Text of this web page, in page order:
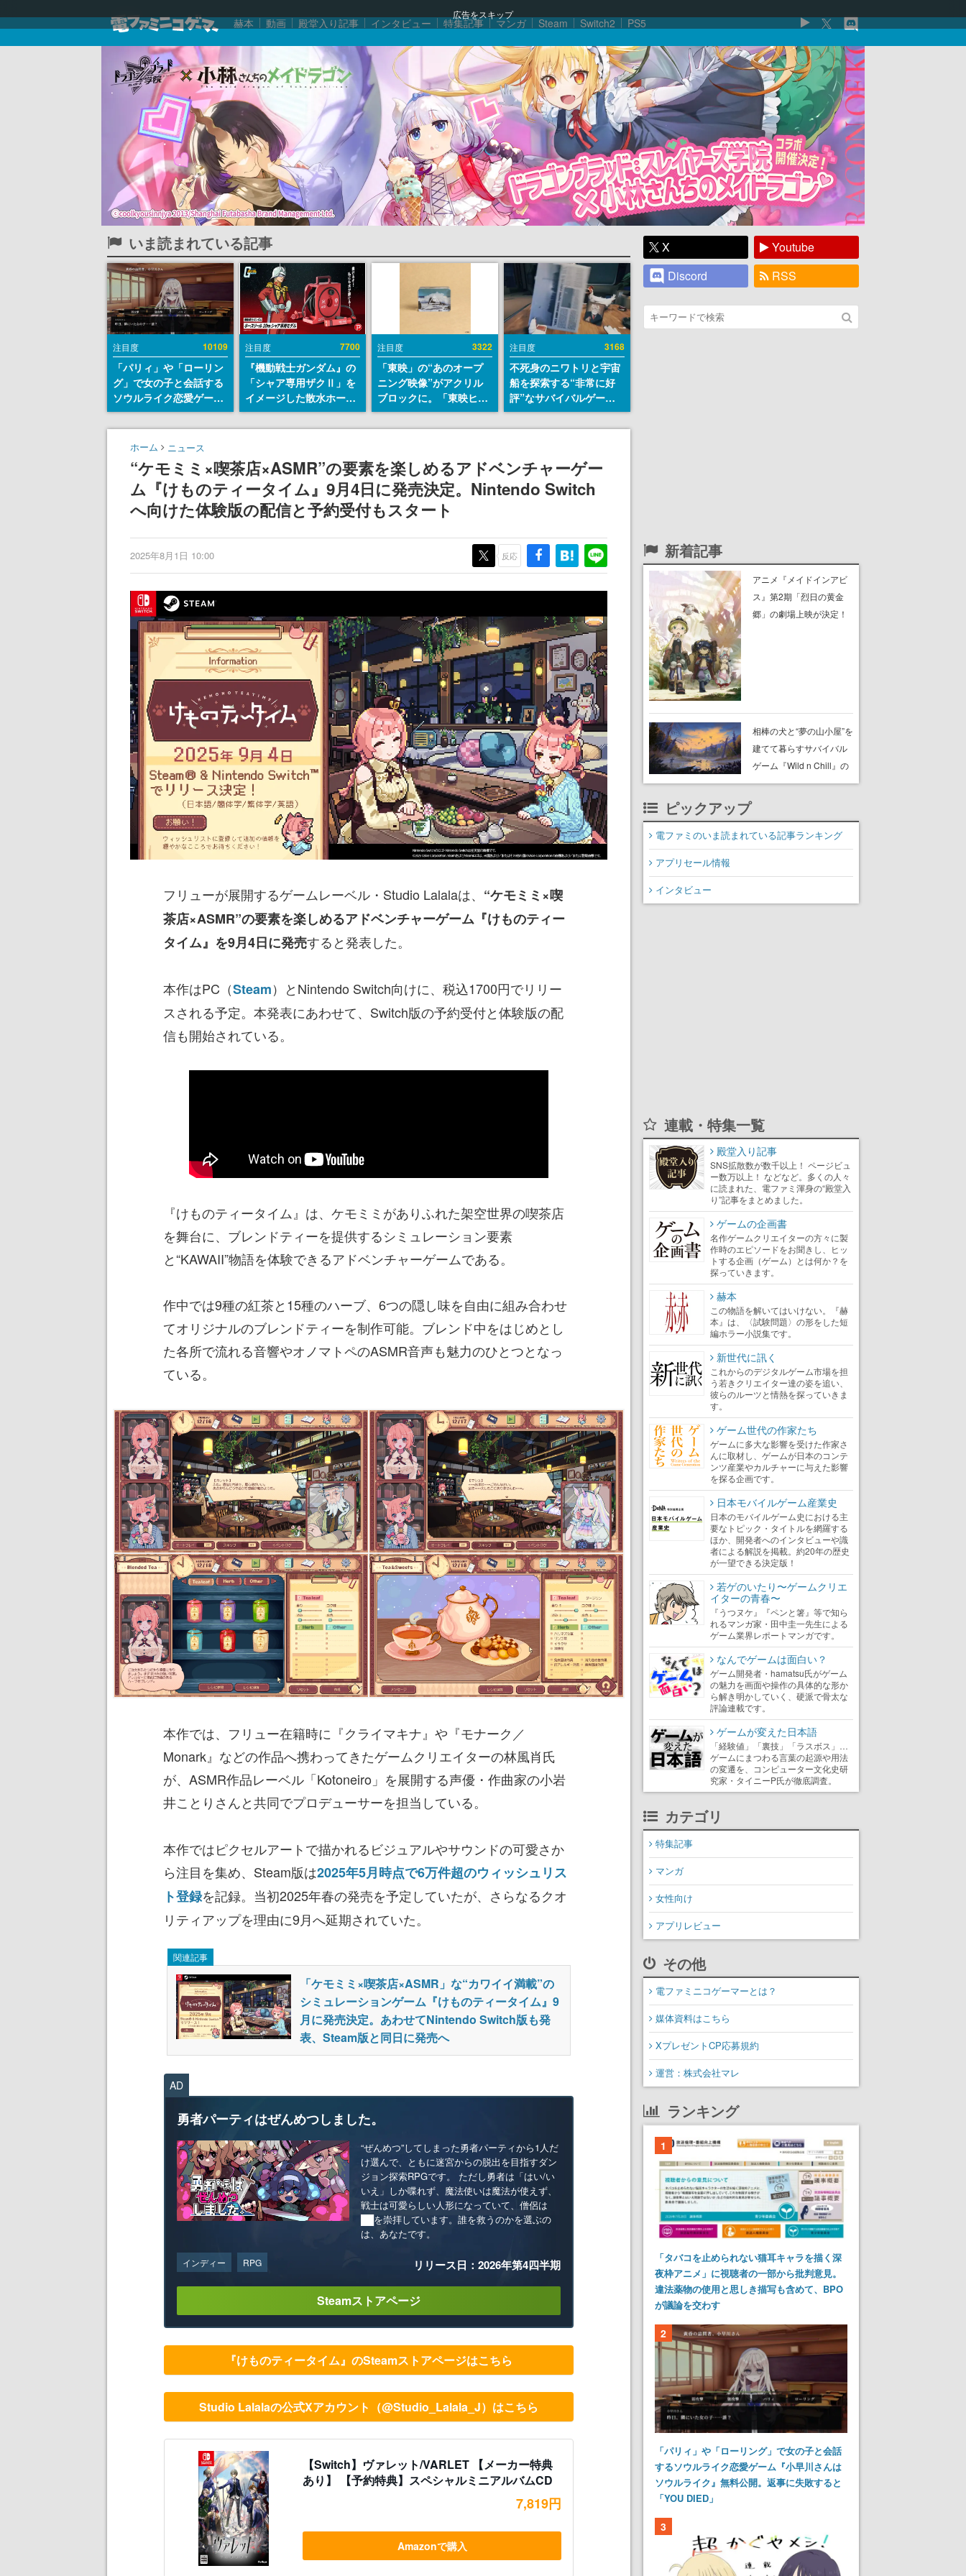
広告をスキップ
赫本 動画 殿堂入り記事 インタビュー 特集記事 マンガ Steam Switch2 PS5
いま読まれている記事
注目度 10109
「パリィ」や「ローリン
グ」で女の子と会話する
ソウルライク恋愛ゲーム
『小早川さんはソウルラ
イク』無料公開。返事に
失敗すると「YOU
注目度 7700
『機動戦士ガンダム』の
「シャア専用ザクⅡ」を
イメージした散水ホース
リールが予約開始。本体
にはシャアのパーソナル
エンブレム、型式番号な
どを配置
注目度 3322
「東映」の“あのオープ
ニング映像”がアクリル
ブロックに。「東映ヒス
トリカル グッズコレクシ
ョン」が8月下旬より発
注目度 3168
不死身のニワトリと宇宙
船を探索する“非常に好
評”なサバイバルゲーム
『Breathedge』が無料
で配布中。入手できる期
ホーム ニュース
“ケモミミ×喫茶店×ASMR”の要素を楽しめるアドベンチャーゲー
ム『けものティータイム』9月4日に発売決定。Nintendo Switch
へ向けた体験版の配信と予約受付もスタート
2025年8月1日 10:00 反応
フリューが展開するゲームレーベル・Studio Lalalaは、 “ケモミミ×喫
茶店×ASMR”の要素を楽しめるアドベンチャーゲーム『けものティー
タイム』を9月4日に発売すると発表した。
本作はPC（Steam）とNintendo Switch向けに、税込1700円でリリー
スされる予定。本発表にあわせて、Switch版の予約受付と体験版の配
信も開始されている。
『けものティータイム』は、ケモミミがありふれた架空世界の喫茶店
を舞台に、ブレンドティーを提供するシミュレーション要素
と“KAWAII”物語を体験できるアドベンチャーゲームである。
作中では9種の紅茶と15種のハーブ、6つの隠し味を自由に組み合わせ
てオリジナルのブレンドティーを制作可能。ブレンド中をはじめとし
た各所で流れる音響やオノマトペのASMR音声も魅力のひとつとなっ
ている。
本作では、フリュー在籍時に『クライマキナ』や『モナーク／
Monark』などの作品へ携わってきたゲームクリエイターの林風肖氏
が、ASMR作品レーベル「Kotoneiro」を展開する声優・作曲家の小岩
井ことりさんと共同でプロデューサーを担当している。
本作ではピクセルアートで描かれるビジュアルやサウンドの可愛さか
ら注目を集め、Steam版は2025年5月時点で6万件超のウィッシュリス
ト登録を記録。当初2025年春の発売を予定していたが、さらなるクオ
リティアップを理由に9月へ延期されていた。
関連記事
「ケモミミ×喫茶店×ASMR」な“カワイイ満載”の
シミュレーションゲーム『けものティータイム』9
月に発売決定。あわせてNintendo Switch版も発
表、Steam版と同日に発売へ
AD
勇者パーティはぜんめつしました。
“ぜんめつ”してしまった勇者パーティから1人だ
け選んで、ともに迷宮からの脱出を目指すダン
ジョン探索RPGです。 ただし勇者は「はい/い
いえ」しか喋れず、魔法使いは魔法が使えず、
戦士は可愛らしい人形になっていて、僧侶は
██を崇拝しています。誰を救うのかを選ぶの
は、あなたです。
インディー RPG リリース日：2026年第4四半期
Steamストアページ
『けものティータイム』のSteamストアページはこちら
Studio Lalalaの公式Xアカウント（@Studio_Lalala_J）はこちら
【Switch】ヴァレット/VARLET 【メーカー特典
あり】 【予約特典】スペシャルミニアルバムCD
7,819円
Amazonで購入
X
Youtube
Discord
RSS
新着記事
アニメ『メイドインアビ
ス』第2期「烈日の黄金
郷」の劇場上映が決定！
相棒の犬と“夢の山小屋”を
建てて暮らすサバイバル
ゲーム『Wild n Chill』の
体験版がSteamで配信
ピックアップ
電ファミのいま読まれている記事ランキング
アプリセール情報
インタビュー
連載・特集一覧
殿堂入り記事
SNS拡散数が数千以上！ ページビュ
ー数万以上！ などなど。多くの人々
に読まれた、電ファミ渾身の“殿堂入
り”記事をまとめました。
ゲームの企画書
名作ゲームクリエイターの方々に製
作時のエピソードをお聞きし、ヒッ
トする企画（ゲーム）とは何か？を
探っていきます。
赫本
この物語を解いてはいけない。『赫
本』は、〈試験問題〉の形をした短
編ホラー小説集です。
新世代に訊く
これからのデジタルゲーム市場を担
う若きクリエイター達の姿を追い、
彼らのルーツと情熱を探っていきま
す。
ゲーム世代の作家たち
ゲームに多大な影響を受けた作家さ
んに取材し、ゲームが日本のコンテ
ンツ産業やカルチャーに与えた影響
を探る企画です。
日本モバイルゲーム産業史
日本のモバイルゲーム史における主
要なトピック・タイトルを網羅する
ほか、開発者へのインタビューや識
者による解説を掲載。約20年の歴史
が一望できる決定版！
若ゲのいたり〜ゲームクリエ
イターの青春〜
『うつヌケ』『ペンと箸』等で知ら
れるマンガ家・田中圭一先生による
ゲーム業界レポートマンガです。
なんでゲームは面白い？
ゲーム開発者・hamatsu氏がゲーム
の魅力を画面や操作の具体的な形か
ら解き明かしていく、硬派で骨太な
評論連載です。
ゲームが変えた日本語
「経験値」「裏技」「ラスボス」…
ゲームにまつわる言葉の起源や用法
の変遷を、コンピューター文化史研
究家・タイニーP氏が徹底調査。
カテゴリ
特集記事
マンガ
女性向け
アプリレビュー
その他
電ファミニコゲーマーとは？
媒体資料はこちら
XプレゼントCP応募規約
運営：株式会社マレ
ランキング
1
「タバコを止められない猫耳キャラを描く深
夜枠アニメ」に視聴者の一部から批判意見。
違法薬物の使用と思しき描写も含めて、BPO
が議論を交わす
2
「パリィ」や「ローリング」で女の子と会話
するソウルライク恋愛ゲーム『小早川さんは
ソウルライク』無料公開。返事に失敗すると
「YOU DIED」
3